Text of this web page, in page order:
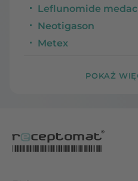
Leflunomide medac
Neotigason
Metex